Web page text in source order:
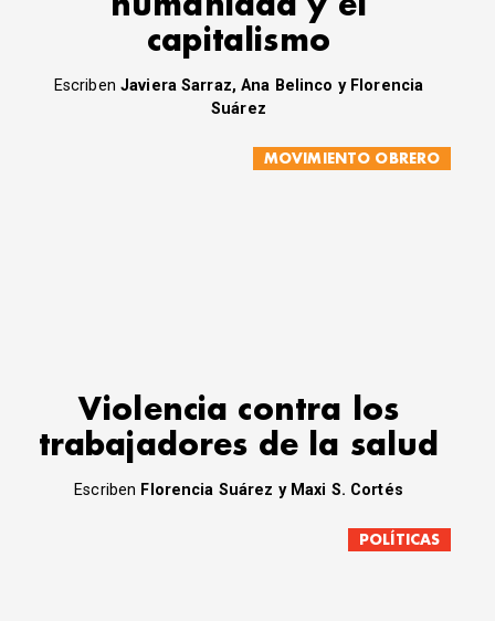
humanidad y el
capitalismo
Escriben Javiera Sarraz, Ana Belinco y Florencia
Suárez
MOVIMIENTO OBRERO
Violencia contra los
trabajadores de la salud
Escriben Florencia Suárez y Maxi S. Cortés
POLÍTICAS